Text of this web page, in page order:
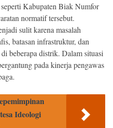
Kabupaten Biak Numfor
normatif tersebut.
sulit karena masalah
batasan infrastruktur, dan
beberapa distrik. Dalam situasi
pada kinerja pengawas
Ideologi